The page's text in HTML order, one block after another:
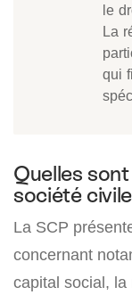
le
La
qui
Quelles
société
La SCP
concernant
capital social,